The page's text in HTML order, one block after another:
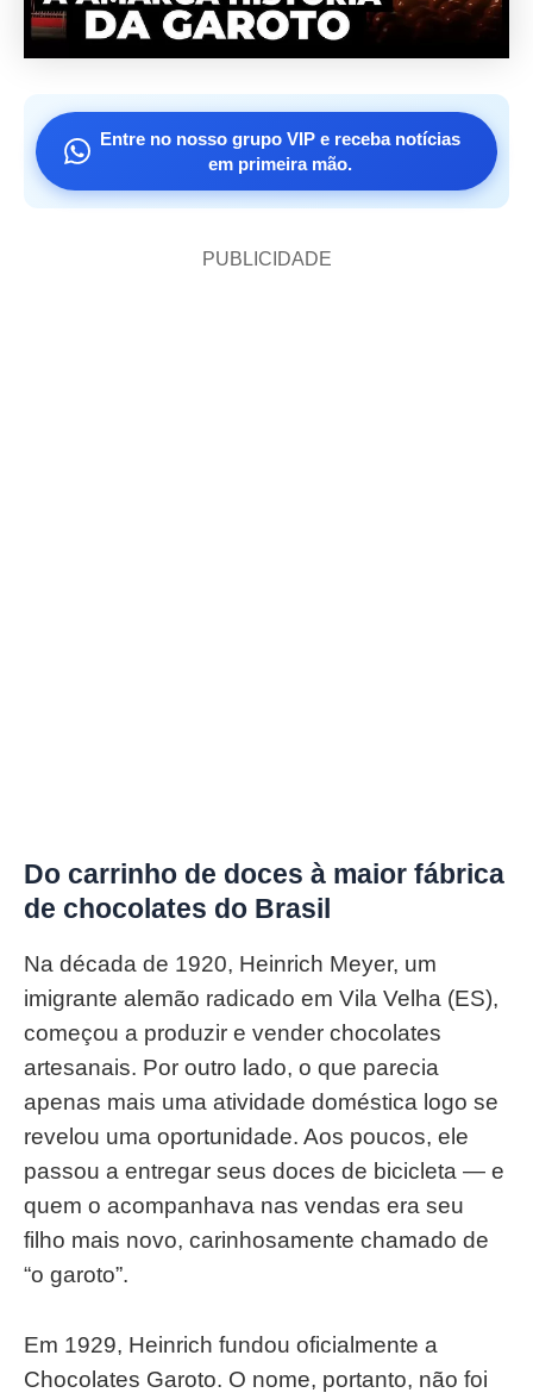
Entre no nosso grupo VIP e receba notícias
em primeira mão.
PUBLICIDADE
Do carrinho de doces à maior fábrica
de chocolates do Brasil
Na década de 1920, Heinrich Meyer, um
imigrante alemão radicado em Vila Velha (ES),
começou a produzir e vender chocolates
artesanais. Por outro lado, o que parecia
apenas mais uma atividade doméstica logo se
revelou uma oportunidade. Aos poucos, ele
passou a entregar seus doces de bicicleta — e
quem o acompanhava nas vendas era seu
filho mais novo, carinhosamente chamado de
“o garoto”.
Em 1929, Heinrich fundou oficialmente a
Chocolates Garoto. O nome, portanto, não foi